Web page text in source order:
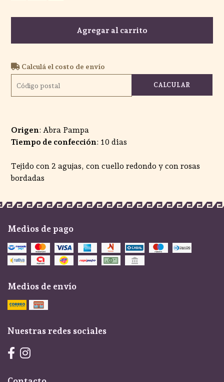
Agregar al carrito
Calculá el costo de envío
CALCULAR
Origen: Abra Pampa
Tiempo de confección: 10 dias
Tejido con 2 agujas, con cuello redondo y con rosas
bordadas
Medios de pago
Medios de envío
Nuestras redes sociales